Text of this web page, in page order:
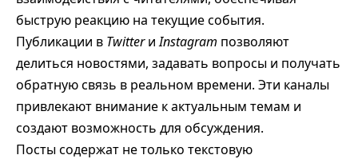
быструю реакцию на текущие события.
Публикации в TwitterиInstagram позволяют
делиться новостями, задавать вопросы и получать
обратную связь в реальном времени. Эти каналы
привлекают внимание к актуальным темам и
создают возможность для обсуждения.
Посты содержат не только текстовую